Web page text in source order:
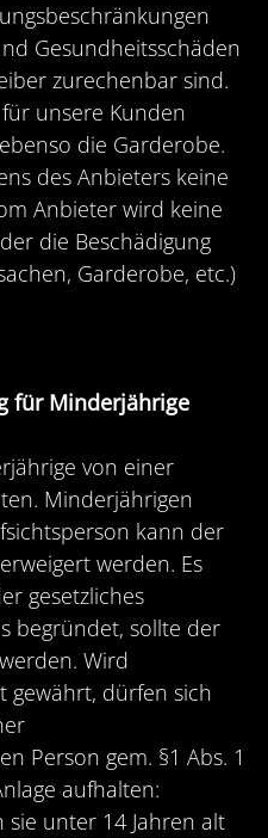
Gesundheitsschäden
zurechenbar sind.
unsere Kunden
die Garderobe.
des Anbieters keine
Anbieter wird keine
die Beschädigung
Garderobe, etc.)
für Minderjährige
von einer
Minderjährigen
kann der
werden. Es
gesetzliches
begründet, sollte der
Wird
gewährt, dürfen sich
Person gem. §1 Abs. 1
aufhalten:
sie unter 14 Jahren alt